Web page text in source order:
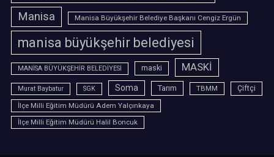
Manisa Manisa Büyükşehir Belediye Başkanı Cengiz Ergün
manisa büyükşehir belediyesi
MANİSA BÜYÜKŞEHİR BELEDİYESİ maski MASKİ
Murat Baybatur SGK Soma Tarım TBMM
Çiftçi
İlçe Milli Eğitim Müdürü Adem Yalçınkaya
İlçe Milli Eğitim Müdürü Halil Boncuk